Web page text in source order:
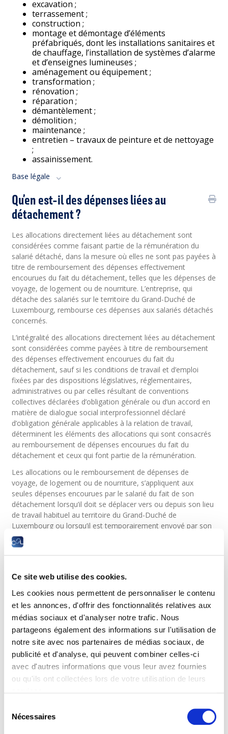
Ce site web utilise des cookies.
Les cookies nous permettent de personnaliser le contenu
et les annonces, d'offrir des fonctionnalités relatives aux
médias sociaux et d'analyser notre trafic. Nous
partageons également des informations sur l'utilisation de
notre site avec nos partenaires de médias sociaux, de
publicité et d'analyse, qui peuvent combiner celles-ci
avec d'autres informations que vous leur avez fournies
ou qu'ils ont collectées lors de votre utilisation de leurs
Nécessaires
excavation ;
terrassement ;
construction ;
montage et démontage d’éléments
préfabriqués, dont les installations sanitaires et
de chauffage, l’installation de systèmes d’alarme
et d’enseignes lumineuses ;
aménagement ou équipement ;
transformation ;
rénovation ;
réparation ;
démantèlement ;
démolition ;
maintenance ;
entretien – travaux de peinture et de nettoyage
;
assainissement.
Base légale
Qu’en est-il des dépenses liées au
détachement ?
Les allocations directement liées au détachement sont
considérées comme faisant partie de la rémunération du
salarié détaché, dans la mesure où elles ne sont pas payées à
titre de remboursement des dépenses effectivement
encourues du fait du détachement, telles que les dépenses de
voyage, de logement ou de nourriture. L’entreprise, qui
détache des salariés sur le territoire du Grand-Duché de
Luxembourg, rembourse ces dépenses aux salariés détachés
concernés.
L’intégralité des allocations directement liées au détachement
sont considérées comme payées à titre de remboursement
des dépenses effectivement encourues du fait du
détachement, sauf si les conditions de travail et d’emploi
fixées par des dispositions législatives, réglementaires,
administratives ou par celles résultant de conventions
collectives déclarées d’obligation générale ou d’un accord en
matière de dialogue social interprofessionnel déclaré
d’obligation générale applicables à la relation de travail,
déterminent les éléments des allocations qui sont consacrés
au remboursement de dépenses encourues du fait du
détachement et ceux qui font partie de la rémunération.
Les allocations ou le remboursement de dépenses de
voyage, de logement ou de nourriture, s’appliquent aux
seules dépenses encourues par le salarié du fait de son
détachement lorsqu’il doit se déplacer vers ou depuis son lieu
de travail habituel au territoire du Grand-Duché de
Luxembourg ou lorsqu’il est temporairement envoyé par son
employeur de ce lieu de travail habituel vers un autre lieu de
travail.
pour détacher un salarié sur le territoire
luxembourgeois ?
L’entreprise doit, au plus tard lors du commencement des
travaux sur territoire luxembourgeois, sans préjudice de la
possibilité d’une déclaration antérieure décidée par l’entreprise
détachante, en informer l’Inspection du travail et des mines
(ITM), en lui communiquant, sur la plateforme électronique
les données d’identification de l’employeur